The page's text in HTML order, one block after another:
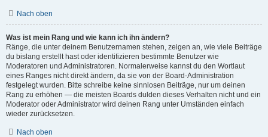
Nach oben
Was ist mein Rang und wie kann ich ihn ändern?
Ränge, die unter deinem Benutzernamen stehen, zeigen an, wie viele Beiträge
du bislang erstellt hast oder identifizieren bestimmte Benutzer wie
Moderatoren und Administratoren. Normalerweise kannst du den Wortlaut
eines Ranges nicht direkt ändern, da sie von der Board-Administration
festgelegt wurden. Bitte schreibe keine sinnlosen Beiträge, nur um deinen
Rang zu erhöhen — die meisten Boards dulden dieses Verhalten nicht und ein
Moderator oder Administrator wird deinen Rang unter Umständen einfach
wieder zurücksetzen.
Nach oben